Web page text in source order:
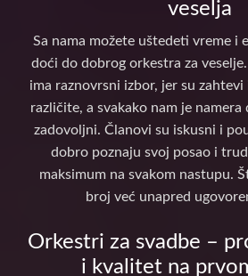
veselja
Sa nama možete uštedeti vreme i
doći do dobrog orkestra za
ima raznovrsni izbor, jer su
različite, a svakako nam je
zadovoljni. Članovi su iskusni i
dobro poznaju svoj posao i
maksimum na svakom nastupu.
broj već unapred
Orkestri za svadbe –
i kvalitet na